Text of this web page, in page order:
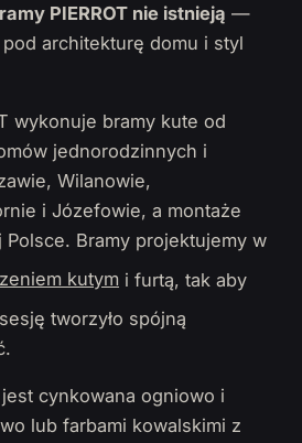
PIERROT nie istnieją —
architekturę domu i styl
wykonuje bramy kute od
jednorodzinnych i
Wilanowie,
i Józefowie, a montaże
Polsce. Bramy projektujemy w
kutym i furtą, tak aby
tworzyło spójną
cynkowana ogniowo i
lub farbami kowalskimi z